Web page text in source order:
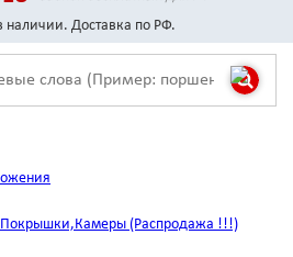
наличии. Доставка по РФ.
(Распродажа !!!)